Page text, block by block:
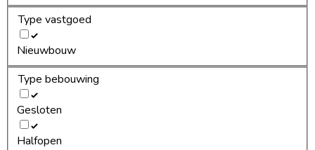
Type vastgoed
Nieuwbouw
Type bebouwing
Gesloten
Halfopen